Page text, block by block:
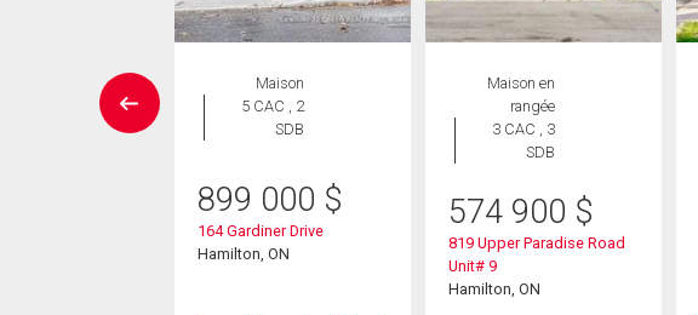
Maison
5 CAC , 2
SDB
899 000 $
164 Gardiner Drive
Hamilton, ON
Maison en
rangée
3 CAC , 3
SDB
574 900 $
819 Upper Paradise Road
Unit# 9
Hamilton, ON